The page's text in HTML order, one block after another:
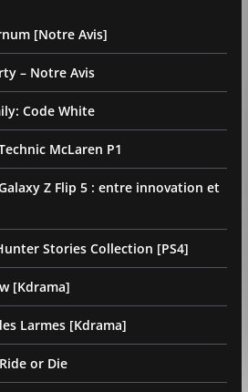
[Notre Avis]
– Notre Avis
Code White
McLaren P1
Z Flip 5 : entre innovation et
Stories Collection [PS4]
[Kdrama]
Larmes [Kdrama]
or Die